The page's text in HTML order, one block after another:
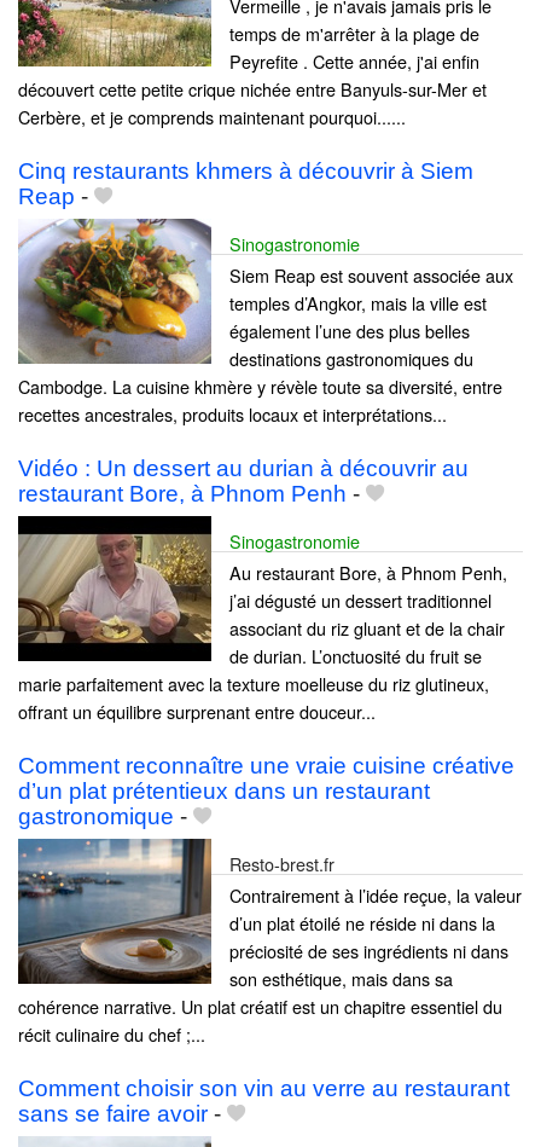
temps de m'arrêter à la plage de
Peyrefite . Cette année, j'ai enfin
découvert cette petite crique nichée entre Banyuls-sur-Mer et
Cerbère, et je comprends maintenant pourquoi......
Cinq restaurants khmers à découvrir à Siem
Reap -
Sinogastronomie
Siem Reap est souvent associée aux
temples d’Angkor, mais la ville est
également l’une des plus belles
destinations gastronomiques du
Cambodge. La cuisine khmère y révèle toute sa diversité, entre
recettes ancestrales, produits locaux et interprétations...
Vidéo : Un dessert au durian à découvrir au
restaurant Bore, à Phnom Penh -
Sinogastronomie
Au restaurant Bore, à Phnom Penh,
j’ai dégusté un dessert traditionnel
associant du riz gluant et de la chair
de durian. L’onctuosité du fruit se
marie parfaitement avec la texture moelleuse du riz glutineux,
offrant un équilibre surprenant entre douceur...
Comment reconnaître une vraie cuisine créative
d’un plat prétentieux dans un restaurant
gastronomique -
Resto-brest.fr
Contrairement à l’idée reçue, la valeur
d’un plat étoilé ne réside ni dans la
préciosité de ses ingrédients ni dans
son esthétique, mais dans sa
cohérence narrative. Un plat créatif est un chapitre essentiel du
récit culinaire du chef ;...
Comment choisir son vin au verre au restaurant
sans se faire avoir -